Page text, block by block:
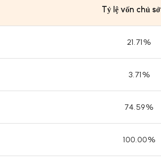
Tỷ lệ vốn chủ
21.71%
3.71%
74.59%
100.00%